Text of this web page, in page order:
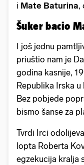
i Mate Baturina,
Šuker bacio
I još jednu
priuštio nam je
godina kasnije,
Republika Irska
Bez pobjede
bismo šanse za
Tvrdi Irci
lopta Roberta
egzekucija kralja